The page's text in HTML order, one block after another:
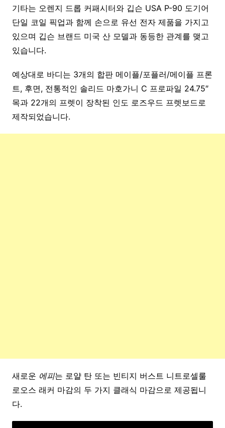
기타는 오렌지 드롭 커패시터와 깁슨 USA P-90 도기어
단일 코일 픽업과 함께 손으로 유선 전자 제품을 가지고
있으며 깁슨 브랜드 미국 산 모델과 동등한 관계를 맺고
있습니다.
예상대로 바디는 3개의 합판 메이플/포플러/메이플 프론
트, 후면, 전통적인 솔리드 마호가니 C 프로파일 24.75″
목과 22개의 프렛이 장착된 인도 로즈우드 프렛보드로
제작되었습니다.
새로운 에피는 로얄 탄 또는 빈티지 버스트 니트로셀룰
로오스 래커 마감의 두 가지 클래식 마감으로 제공됩니
다.